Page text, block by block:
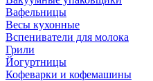
Вафельницы
Весы кухонные
Вспениватели для молока
Грили
Йогуртницы
Кофеварки и кофемашины